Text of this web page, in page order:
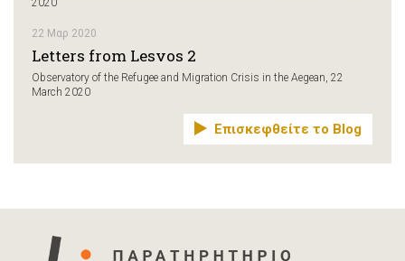
2020
22 Μαρ 2020
Letters from Lesvos 2
Observatory of the Refugee and Migration Crisis in the Aegean, 22
March 2020
Επισκεφθείτε το Blog